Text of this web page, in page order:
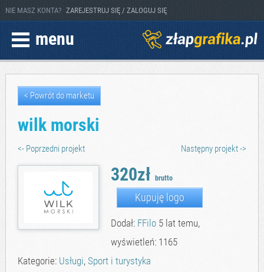
NIE MASZ KONTA? ZAREJESTRUJ SIĘ / ZALOGUJ SIĘ
menu
< Powrót do marketu
wilk morski
<- Poprzedni projekt Następny projekt ->
320złbrutto
Kupuję logo
Dodał: FFilo 5 lat temu,
wyświetleń: 1165
Kategorie: Usługi, Sport i turystyka